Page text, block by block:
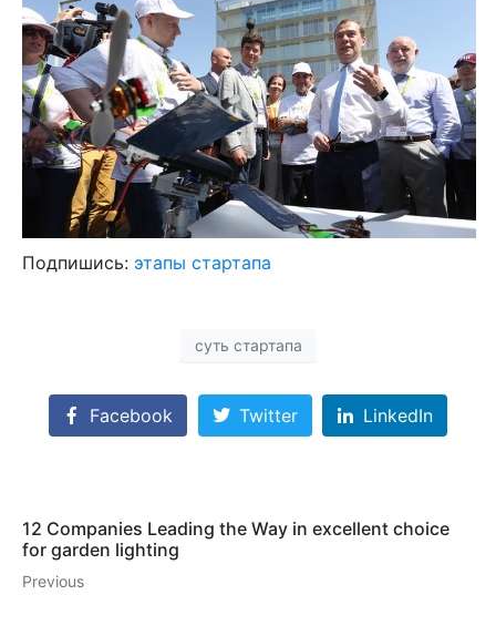
Подпишись: этапы стартапа
суть стартапа
Facebook Twitter LinkedIn
12 Companies Leading the Way in excellent choice
for garden lighting
Previous